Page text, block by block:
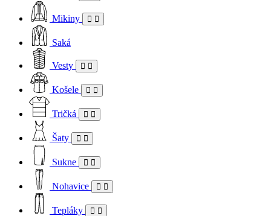
Mikiny
Saká
Vesty
Košele
Tričká
Šaty
Sukne
Nohavice
Tepláky